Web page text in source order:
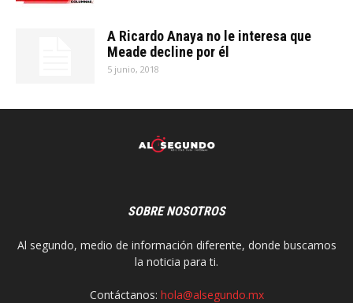
A Ricardo Anaya no le interesa que
Meade decline por él
5 junio, 2018
SOBRE NOSOTROS
Al segundo, medio de información diferente, donde buscamos
la noticia para ti.
Contáctanos: hola@alsegundo.mx